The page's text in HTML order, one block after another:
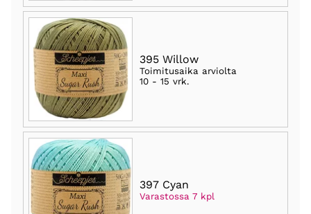
395 Willow
Toimitusaika arviolta
10 - 15 vrk.
397 Cyan
Varastossa 7 kpl